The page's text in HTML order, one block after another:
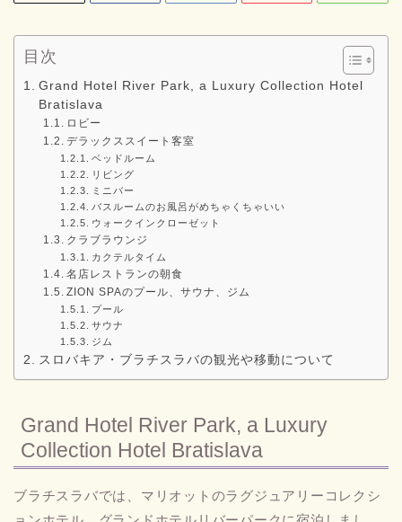
目次
Grand Hotel River Park, a Luxury Collection Hotel
Bratislava
ロビー
デラックススイート客室
ベッドルーム
リビング
ミニバー
バスルームのお風呂がめちゃくちゃいい
ウォークインクローゼット
クラブラウンジ
カクテルタイム
名店レストランの朝食
ZION SPAのプール、サウナ、ジム
プール
サウナ
ジム
スロバキア・ブラチスラバの観光や移動について
Grand Hotel River Park, a Luxury
Collection Hotel Bratislava
ブラチスラバでは、マリオットのラグジュアリーコレクシ